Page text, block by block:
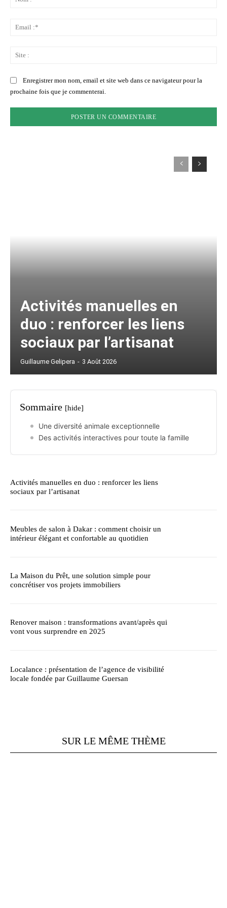
Enregistrer mon nom, email et site web dans ce navigateur pour la
prochaine fois que je commenterai.
Activités manuelles en
duo : renforcer les liens
sociaux par l’artisanat
Guillaume Gelipera - 3 Août 2026
Sommaire [hide]
Une diversité animale exceptionnelle
Des activités interactives pour toute la famille
Activités manuelles en duo : renforcer les liens
sociaux par l’artisanat
Meubles de salon à Dakar : comment choisir un
intérieur élégant et confortable au quotidien
La Maison du Prêt, une solution simple pour
concrétiser vos projets immobiliers
Renover maison : transformations avant/après qui
vont vous surprendre en 2025
Localance : présentation de l’agence de visibilité
locale fondée par Guillaume Guersan
SUR LE MÊME THÈME